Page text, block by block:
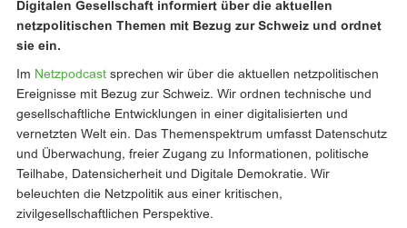
Digitalen Gesellschaft informiert über die aktuellen
netzpolitischen Themen mit Bezug zur Schweiz und ordnet
sie ein.
Im Netzpodcast sprechen wir über die aktuellen netzpolitischen
Ereignisse mit Bezug zur Schweiz. Wir ordnen technische und
gesellschaftliche Entwicklungen in einer digitalisierten und
vernetzten Welt ein. Das Themenspektrum umfasst Datenschutz
und Überwachung, freier Zugang zu Informationen, politische
Teilhabe, Datensicherheit und Digitale Demokratie. Wir
beleuchten die Netzpolitik aus einer kritischen,
zivilgesellschaftlichen Perspektive.